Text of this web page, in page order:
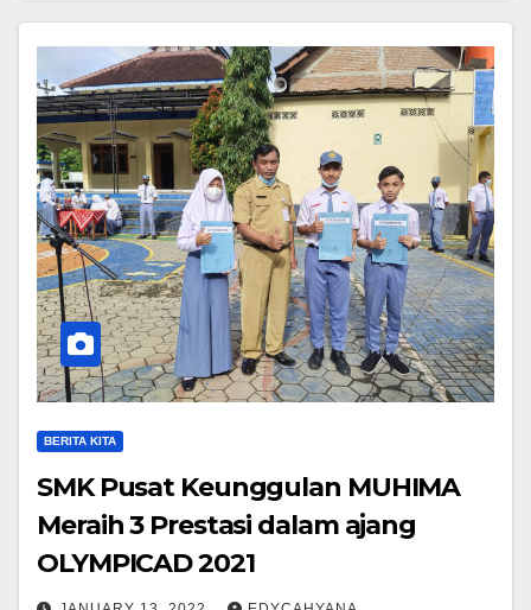
BERITA KITA
SMK Pusat Keunggulan MUHIMA
Meraih 3 Prestasi dalam ajang
OLYMPICAD 2021